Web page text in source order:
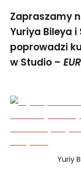
Zapraszamy
Yuriya Bileya
poprowadzi
w Studio –
Yuriy